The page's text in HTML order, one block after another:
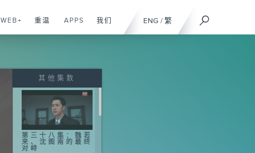
ENG / 繁
WEB+ 重温 APPS 我们
其他集数
第三十八集：魏若
来、沈图南的最终
对峙